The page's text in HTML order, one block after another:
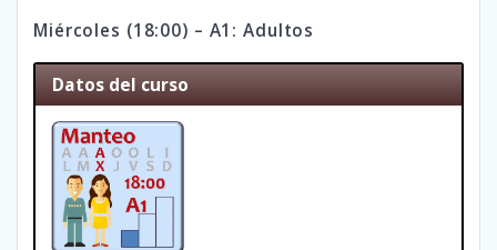
Miércoles (18:00) – A1: Adultos
Datos del curso